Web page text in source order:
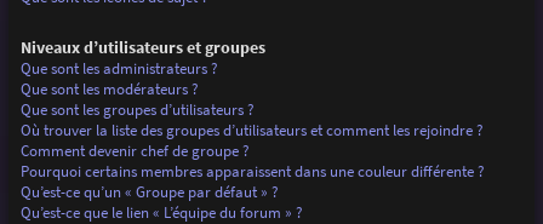
Niveaux d’utilisateurs et groupes
Que sont les administrateurs ?
Que sont les modérateurs ?
Que sont les groupes d’utilisateurs ?
Où trouver la liste des groupes d’utilisateurs et comment les rejoindre ?
Comment devenir chef de groupe ?
Pourquoi certains membres apparaissent dans une couleur différente ?
Qu’est-ce qu’un « Groupe par défaut » ?
Qu’est-ce que le lien « L’équipe du forum » ?